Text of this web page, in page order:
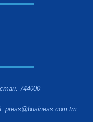
744000
press@business.com.tm